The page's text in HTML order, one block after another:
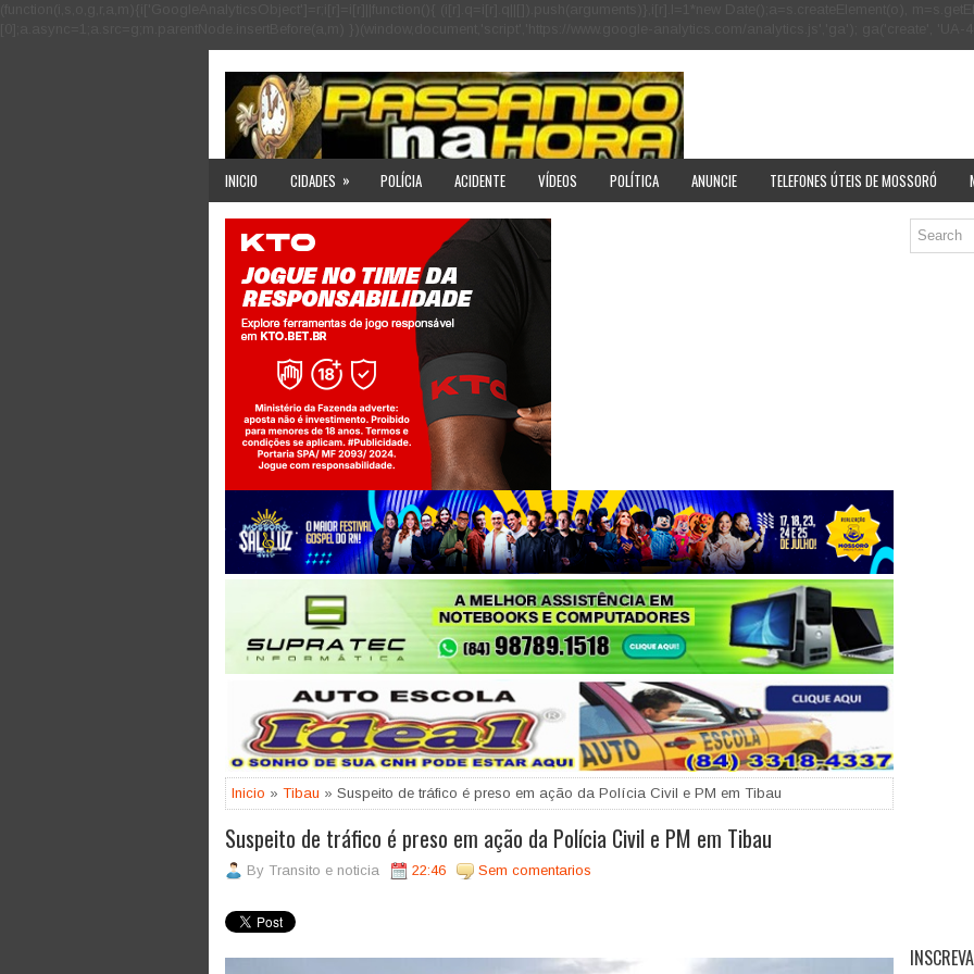
INICIO CIDADES » POLÍCIA ACIDENTE VÍDEOS POLÍTICA ANUNCIE TELEFONES ÚTEIS DE MOSSORÓ
Jogue com responsabilidade. 18+
Inicio » Tibau » Suspeito de tráfico é preso em ação da Polícia Civil e PM em Tibau
Suspeito de tráfico é preso em ação da Polícia Civil e PM em Tibau
By Transito e noticia 22:46 Sem comentarios